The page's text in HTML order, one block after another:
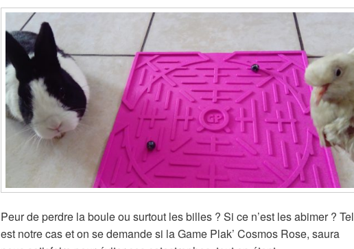
Peur de perdre la boule ou surtout les billes ? Si ce n’est les abimer ? Tel
est notre cas et on se demande si la Game Plak’ Cosmos Rose, saura